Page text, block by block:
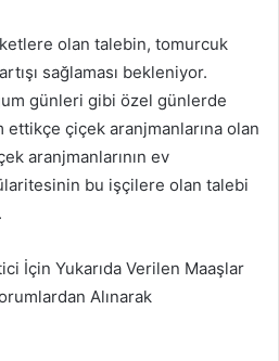
olan talebin, tomurcuk
sağlaması bekleniyor.
günleri gibi özel günlerde
ettikçe çiçek aranjmanlarına olan
aranjmanlarının ev
bu işçilere olan talebi
İçin Yukarıda Verilen Maaşlar
Alınarak